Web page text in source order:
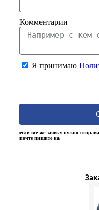
Комментарии
Я принимаю
если все же заявку нужно
почте пишите на